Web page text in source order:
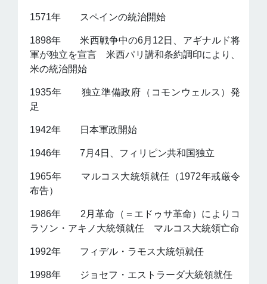
1571年 スペインの統治開始
1898年 米西戦争中の6月12日、アギナルド将
軍が独立を宣言 米西パリ講和条約調印により、
米の統治開始
1935年 独立準備政府（コモンウェルス）発
足
1942年 日本軍政開始
1946年 7月4日、フィリピン共和国独立
1965年 マルコス大統領就任（1972年戒厳令
布告）
1986年 2月革命（＝エドゥサ革命）によりコ
ラソン・アキノ大統領就任 マルコス大統領亡命
1992年 フィデル・ラモス大統領就任
1998年 ジョセフ・エストラーダ大統領就任